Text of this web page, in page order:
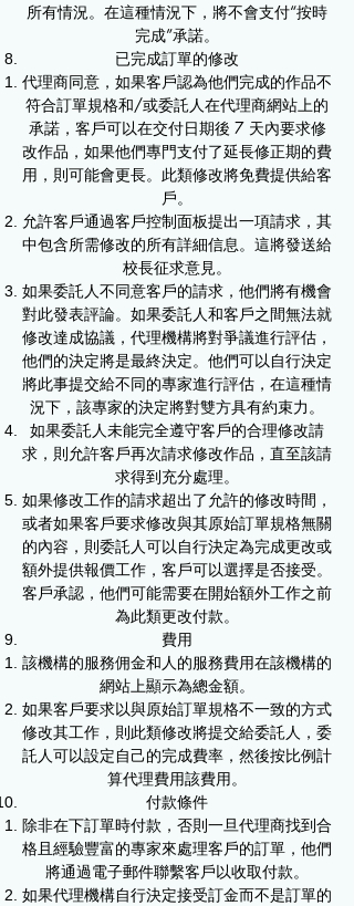
所有情況。在這種情況下，將不會支付“按時
完成”承諾。
已完成訂單的修改
​代理商同意，如果客戶認為他們完成的作品不
符合訂單規格和/或委託人在代理商網站上的
承諾，客戶可以在交付日期後 7 天內要求修
改作品，如果他們專門支付了延長修正期的費
用，則可能會更長。此類修改將免費提供給客
戶。
允許客戶通過客戶控制面板提出一項請求，其
中包含所需修改的所有詳細信息。這將發送給
校長征求意見。
如果委託人不同意客戶的請求，他們將有機會
對此發表評論。如果委託人和客戶之間無法就
修改達成協議，代理機構將對爭議進行評估，
他們的決定將是最終決定。他們可以自行決定
將此事提交給不同的專家進行評估，在這種情
況下，該專家的決定將對雙方具有約束力。
如果委託人未能完全遵守客戶的合理修改請
求，則允許客戶再次請求修改作品，直至該請
求得到充分處理。
如果修改工作的請求超出了允許的修改時間，
或者如果客戶要求修改與其原始訂單規格無關
的內容，則委託人可以自行決定為完成更改或
額外提供報價工作，客戶可以選擇是否接受。
客戶承認，他們可能需要在開始額外工作之前
為此類更改付款。
費用
​該機構的服務佣金和人的服務費用在該機構的
網站上顯示為總金額。
如果客戶要求以與原始訂單規格不一致的方式
修改其工作，則此類修改將提交給委託人，委
託人可以設定自己的完成費率，然後按比例計
算代理費用該費用。
付款條件
除非在下訂單時付款，否則一旦代理商找到合
格且經驗豐富的專家來處理客戶的訂單，他們
將通過電子郵件聯繫客戶以收取付款。​
如果代理機構自行決定接受訂金而不是訂單的